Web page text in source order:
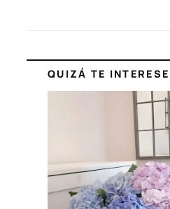
QUIZÁ TE INTERESE